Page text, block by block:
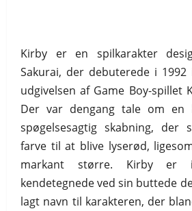
Kirby er en spilkarakter
Sakurai, der debuterede i
udgivelsen af Game Boy-spillet
Der var dengang tale om en
spøgelsesagtig skabning,
farve til at blive lyserød,
markant større. Kirby er
kendetegnede ved sin buttede
lagt navn til karakteren, der